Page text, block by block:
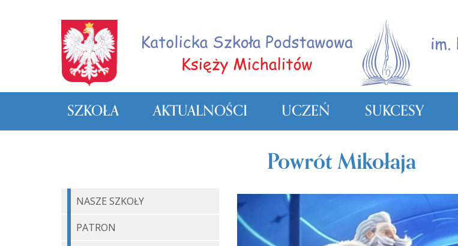
SZKOŁA AKTUALNOŚCI UCZEŃ SUKCESY
NASZE SZKOŁY
PATRON
Powrót Mikołaja